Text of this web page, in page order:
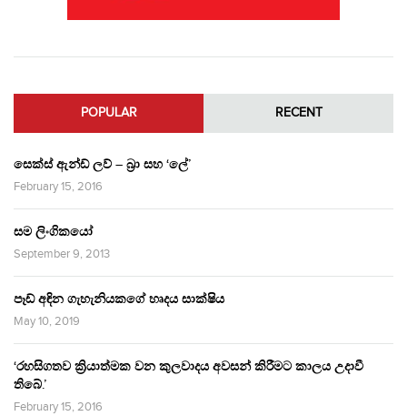
POPULAR RECENT
සෙක්ස් ඇන්ඩ් ලව් – බ්‍රා සහ ‘ලේ’
February 15, 2016
සම ලිංගිකයෝ
September 9, 2013
පෑඩ් අඳින ගැහැනියකගේ හෘදය සාක්ෂිය
May 10, 2019
‘රහසිගතව ක්‍රියාත්මක වන කුලවාදය අවසන් කිරීමට කාලය උදාවී
තිබේ.’
February 15, 2016